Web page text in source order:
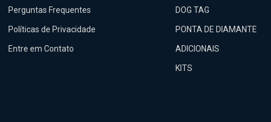
Perguntas Frequentes
Políticas de Privacidade
Entre em Contato
DOG TAG
PONTA DE DIAMANTE
ADICIONAIS
KITS